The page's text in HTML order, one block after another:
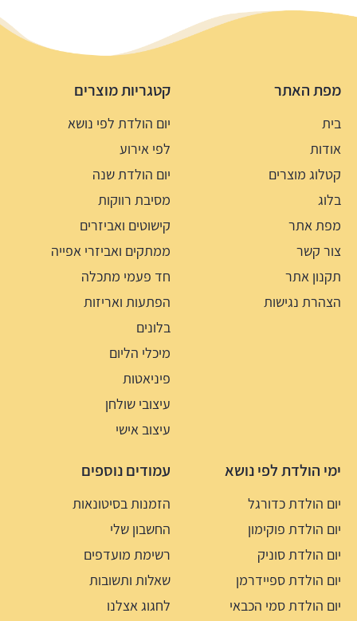
מפת האתר
בית
אודות
קטלוג מוצרים
בלוג
מפת אתר
צור קשר
תקנון אתר
הצהרת נגישות
קטגריות מוצרים
יום הולדת לפי נושא
לפי אירוע
יום הולדת שנה
מסיבת רווקות
קישוטים ואביזרים
ממתקים ואביזרי אפייה
חד פעמי מתכלה
הפתעות ואריזות
בלונים
מיכלי הליום
פיניאטות
עיצובי שולחן
עיצוב אישי
ימי הולדת לפי נושא
יום הולדת כדורגל
יום הולדת פוקימון
יום הולדת סוניק
יום הולדת ספיידרמן
יום הולדת סמי הכבאי
עמודים נוספים
הזמנות בסיטונאות
החשבון שלי
רשימת מועדפים
שאלות ותשובות
לחגוג אצלנו